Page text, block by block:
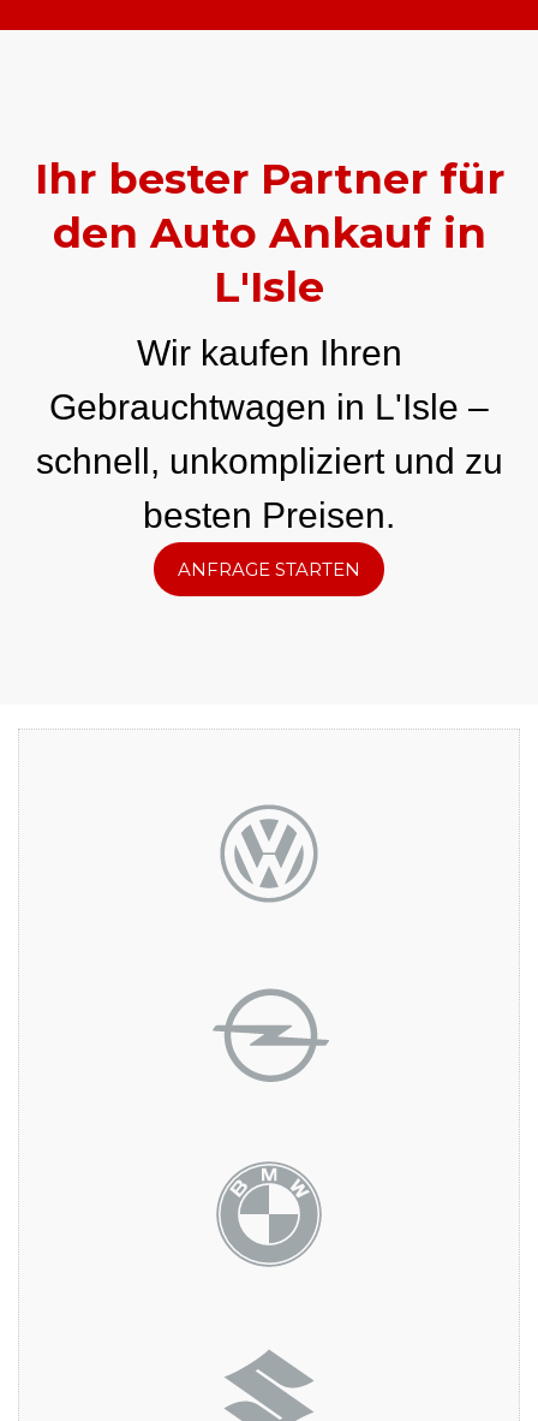
Ihr bester Partner für
den Auto Ankauf in
L'Isle
Wir kaufen Ihren
Gebrauchtwagen in L'Isle –
schnell, unkompliziert und zu
besten Preisen.
ANFRAGE STARTEN